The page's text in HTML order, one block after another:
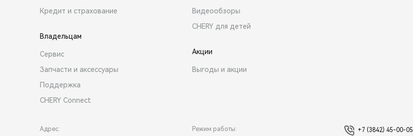
Кредит и страхование
Владельцам
Сервис
Запчасти и аксессуары
Поддержка
CHERY Connect
Видеообзоры
CHERY для детей
Акции
Выгоды и акции
Адрес: Режим работы: +7 (3842) 45-00-05